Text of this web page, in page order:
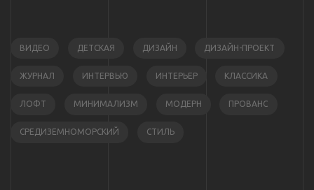
ВИДЕО ДЕТСКАЯ ДИЗАЙН ДИЗАЙН-ПРОЕКТ
ЖУРНАЛ ИНТЕРВЬЮ ИНТЕРЬЕР КЛАССИКА
ЛОФТ МИНИМАЛИЗМ МОДЕРН ПРОВАНС
СРЕДИЗЕМНОМОРСКИЙ СТИЛЬ